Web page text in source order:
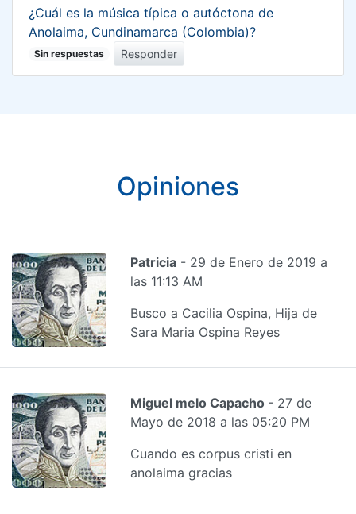
¿Cuál es la música típica o autóctona de
Anolaima, Cundinamarca (Colombia)?
Sin respuestas Responder
Opiniones
Patricia - 29 de Enero de 2019 a
las 11:13 AM
Busco a Cacilia Ospina, Hija de
Sara Maria Ospina Reyes
Miguel melo Capacho - 27 de
Mayo de 2018 a las 05:20 PM
Cuando es corpus cristi en
anolaima gracias